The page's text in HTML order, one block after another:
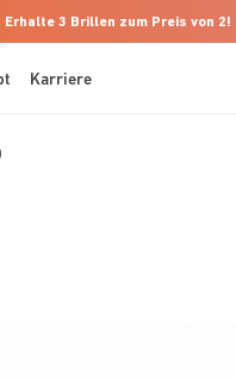
Erhalte 3 Brillen zum Preis von 2! |
Karriere